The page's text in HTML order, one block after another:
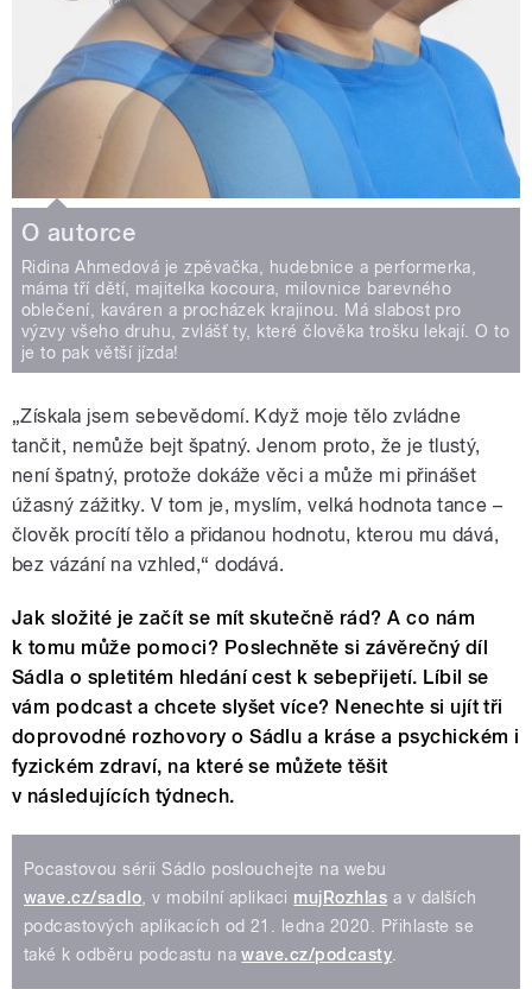
O autorce
Ridina Ahmedová je zpěvačka, hudebnice a performerka,
máma tří dětí, majitelka kocoura, milovnice barevného
oblečení, kaváren a procházek krajinou. Má slabost pro
výzvy všeho druhu, zvlášť ty, které člověka trošku lekají. O to
je to pak větší jízda!
„Získala jsem sebevědomí. Když moje tělo zvládne
tančit, nemůže bejt špatný. Jenom proto, že je tlustý,
není špatný, protože dokáže věci a může mi přinášet
úžasný zážitky. V tom je, myslím, velká hodnota tance –
člověk procítí tělo a přidanou hodnotu, kterou mu dává,
bez vázání na vzhled,“ dodává.
Jak složité je začít se mít skutečně rád? A co nám
k tomu může pomoci? Poslechněte si závěrečný díl
Sádla o spletitém hledání cest k sebepřijetí. Líbil se
vám podcast a chcete slyšet více? Nenechte si ujít tři
doprovodné rozhovory o Sádlu a kráse a psychickém i
fyzickém zdraví, na které se můžete těšit
v následujících týdnech.
Pocastovou sérii Sádlo poslouchejte na webu
wave.cz/sadlo, v mobilní aplikaci mujRozhlas a v dalších
podcastových aplikacích od 21. ledna 2020. Přihlaste se
také k odběru podcastu nawave.cz/podcasty.